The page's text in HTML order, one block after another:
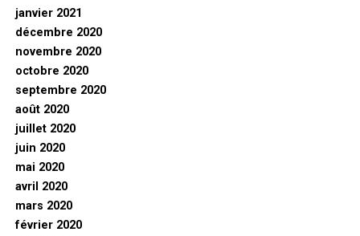
janvier 2021
décembre 2020
novembre 2020
octobre 2020
septembre 2020
août 2020
juillet 2020
juin 2020
mai 2020
avril 2020
mars 2020
février 2020